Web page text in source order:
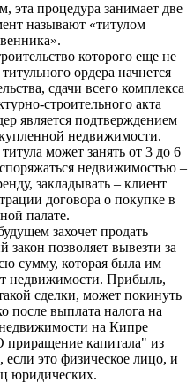
эта процедура занимает две
называют «титулом
которого еще не
ордера начнется
сдачи всего комплекса
строительного акта
является подтверждением
недвижимости.
может занять от 3 до 6
недвижимостью –
закладывать – клиент
договора о покупке в
палате.
захочет продать
закон позволяет вывезти за
сумму, которая была им
недвижимости. Прибыль,
сделки, может покинуть
после выплата налога на
на Кипре
приращение капитала" из
это физическое лицо, и
юридических.